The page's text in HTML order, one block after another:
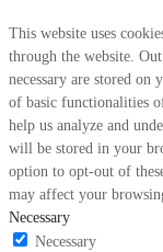
This website uses
through the website.
necessary are stored on
of basic functionalities
help us analyze and
will be stored in your
option to opt-out of
may affect your
Necessary
Necessary